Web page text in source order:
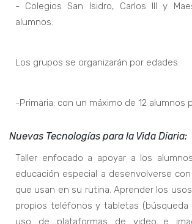
- Colegios San Isidro, Carlos III y
alumnos.
Los grupos se organizarán por edades:
-Primaria: con un máximo de 12 alumnos
Nuevas Tecnologías para la Vida Diaria:
Taller enfocado a apoyar a los
educación especial a desenvolverse
que usan en su rutina. Aprender los
propios teléfonos y tabletas (búsqueda